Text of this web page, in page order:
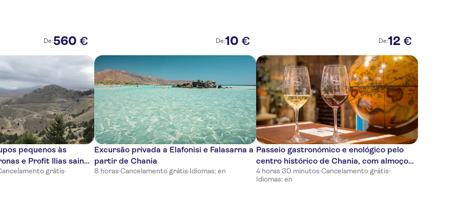
De:560 € De:10 € De:12 €
pequenos às
e Profit Ilias saindo
grátis·
Excursão privada a Elafonisi e Falasarna a
partir de Chania
8 horas·Cancelamento grátis·Idiomas: en
Passeio gastronómico e enológico pelo
centro histórico de Chania, com almoço
incluído
4 horas 30 minutos·Cancelamento grátis·
Idiomas: en